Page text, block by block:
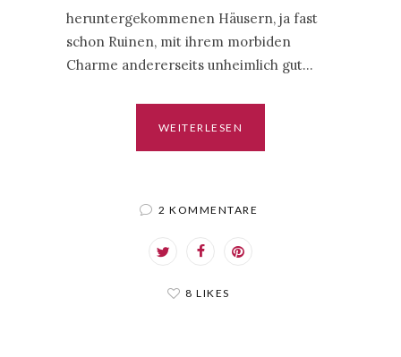
heruntergekommenen Häusern, ja fast
schon Ruinen, mit ihrem morbiden
Charme andererseits unheimlich gut…
WEITERLESEN
2 KOMMENTARE
8 LIKES